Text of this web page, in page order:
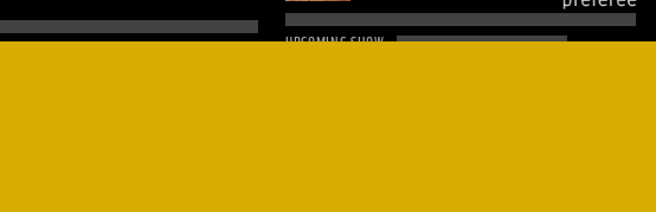
UPCOMING SHOW